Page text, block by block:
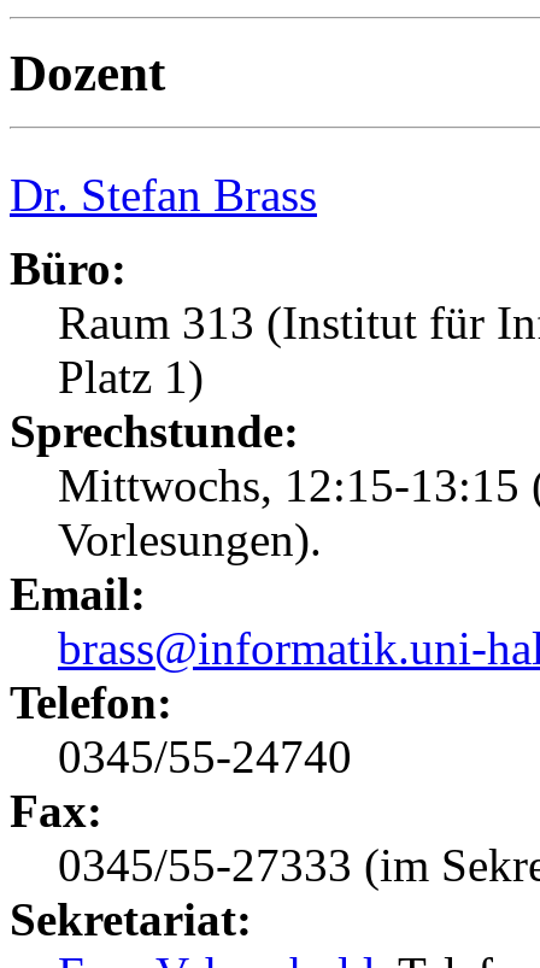
Dozent
Dr. Stefan Brass
Büro:
Raum 313 (Institut für
Platz 1)
Sprechstunde:
Mittwochs, 12:15-13:15
Vorlesungen).
Email:
brass@informatik.uni-
Telefon:
0345/55-24740
Fax:
0345/55-27333 (im
Sekretariat: